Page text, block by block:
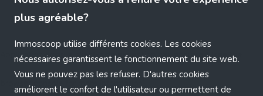
plus agréable?
Immoscoop utilise différents cookies. Les cookies
nécessaires garantissent le fonctionnement du site web.
Vous ne pouvez pas les refuser. D'autres cookies
améliorent le confort de l'utilisateur ou permettent de
Application error: a client-side exception has occurred (see the
browser console for more information)